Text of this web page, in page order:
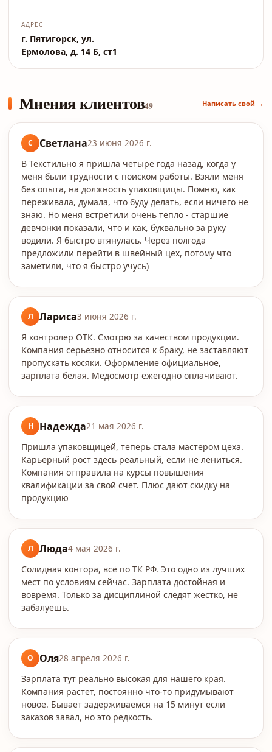
АДРЕС
г. Пятигорск, ул.
Ермолова, д. 14 Б, ст1
Мнения клиентов49 Написать свой →
С Светлана23 июня 2026 г.
В Текстильно я пришла четыре года назад, когда у
меня были трудности с поиском работы. Взяли меня
без опыта, на должность упаковщицы. Помню, как
переживала, думала, что буду делать, если ничего не
знаю. Но меня встретили очень тепло - старшие
девчонки показали, что и как, буквально за руку
водили. Я быстро втянулась. Через полгода
предложили перейти в швейный цех, потому что
заметили, что я быстро учусь)
Л Лариса3 июня 2026 г.
Я контролер ОТК. Смотрю за качеством продукции.
Компания серьезно относится к браку, не заставляют
пропускать косяки. Оформление официальное,
зарплата белая. Медосмотр ежегодно оплачивают.
Н Надежда21 мая 2026 г.
Пришла упаковщицей, теперь стала мастером цеха.
Карьерный рост здесь реальный, если не лениться.
Компания отправила на курсы повышения
квалификации за свой счет. Плюс дают скидку на
продукцию
Л Люда4 мая 2026 г.
Солидная контора, всё по ТК РФ. Это одно из лучших
мест по условиям сейчас. Зарплата достойная и
вовремя. Только за дисциплиной следят жестко, не
забалуешь.
О Оля28 апреля 2026 г.
Зарплата тут реально высокая для нашего края.
Компания растет, постоянно что-то придумывают
новое. Бывает задерживаемся на 15 минут если
заказов завал, но это редкость.